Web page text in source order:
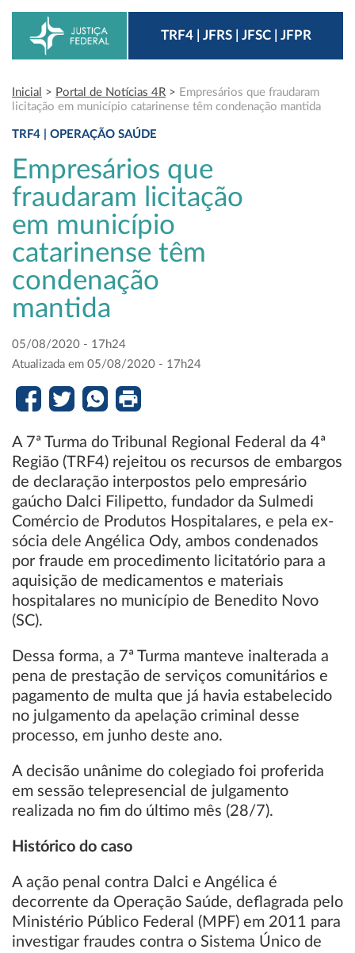
TRF4 | JFRS | JFSC | JFPR
Inicial > Portal de Notícias 4R > Empresários que fraudaram
licitação em município catarinense têm condenação mantida
TRF4 | OPERAÇÃO SAÚDE
Empresários que
fraudaram licitação
em município
catarinense têm
condenação
mantida
05/08/2020 - 17h24
Atualizada em 05/08/2020 - 17h24
A 7ª Turma do Tribunal Regional Federal da 4ª
Região (TRF4) rejeitou os recursos de embargos
de declaração interpostos pelo empresário
gaúcho Dalci Filipetto, fundador da Sulmedi
Comércio de Produtos Hospitalares, e pela ex-
sócia dele Angélica Ody, ambos condenados
por fraude em procedimento licitatório para a
aquisição de medicamentos e materiais
hospitalares no município de Benedito Novo
(SC).
Dessa forma, a 7ª Turma manteve inalterada a
pena de prestação de serviços comunitários e
pagamento de multa que já havia estabelecido
no julgamento da apelação criminal desse
processo, em junho deste ano.
A decisão unânime do colegiado foi proferida
em sessão telepresencial de julgamento
realizada no fim do último mês (28/7).
Histórico do caso
A ação penal contra Dalci e Angélica é
decorrente da Operação Saúde, deflagrada pelo
Ministério Público Federal (MPF) em 2011 para
investigar fraudes contra o Sistema Único de